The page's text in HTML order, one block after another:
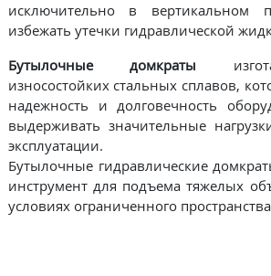
исключительно в вертикальном
избежать утечки гидравлической
Бутылочные домкраты
износостойких стальных сплавов,
надежность и долговечность
выдерживать значительные
эксплуатации.
Бутылочные гидравлические
инструмент для подъема тяжелых
условиях ограниченного